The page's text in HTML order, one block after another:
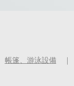
帳篷、游泳設備｜